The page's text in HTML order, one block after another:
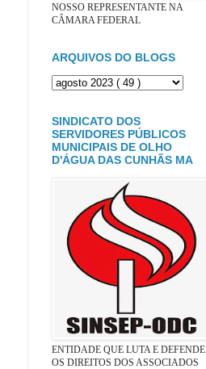
NOSSO REPRESENTANTE NA
CÂMARA FEDERAL
ARQUIVOS DO BLOGS
SINDICATO DOS
SERVIDORES PÚBLICOS
MUNICIPAIS DE OLHO
D'ÁGUA DAS CUNHÃS MA
ENTIDADE QUE LUTA E DEFENDE
OS DIREITOS DOS ASSOCIADOS